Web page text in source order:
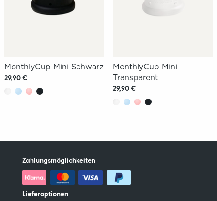
MonthlyCup Mini Schwarz
29,90 €
MonthlyCup Mini
Transparent
29,90 €
Zahlungsmöglichkeiten
Lieferoptionen